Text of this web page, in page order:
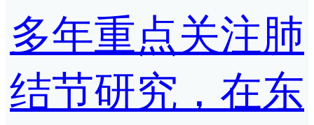
多年重点关注肺
结节研究，在东